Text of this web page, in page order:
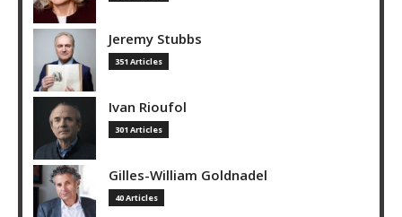
Jeremy Stubbs
351 Articles
Ivan Rioufol
301 Articles
Gilles-William Goldnadel
40 Articles